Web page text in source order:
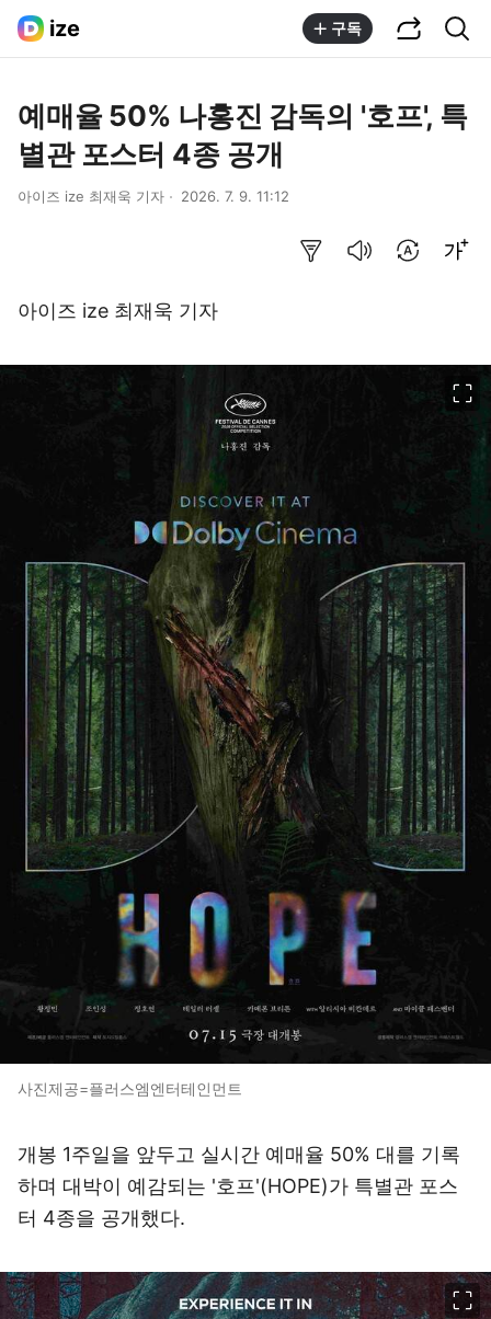
ize 구독
예매율 50% 나홍진 감독의 '호프', 특
별관 포스터 4종 공개
아이즈 ize 최재욱 기자 2026. 7. 9. 11:12
아이즈 ize 최재욱 기자
사진제공=플러스엠엔터테인먼트
개봉 1주일을 앞두고 실시간 예매율 50% 대를 기록
하며 대박이 예감되는 '호프'(HOPE)가 특별관 포스
터 4종을 공개했다.